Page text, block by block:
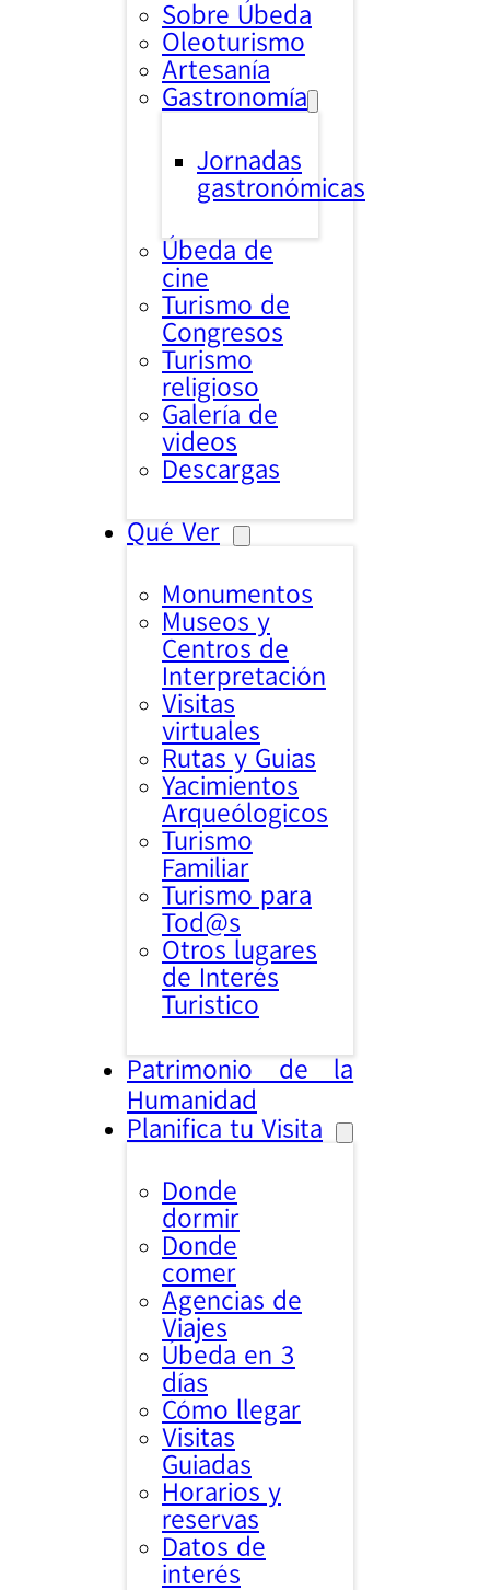
Sobre Úbeda
Oleoturismo
Artesanía
Gastronomía
Jornadas
gastronómicas
Úbeda de
cine
Turismo de
Congresos
Turismo
religioso
Galería de
videos
Descargas
Qué Ver
Monumentos
Museos y
Centros de
Interpretación
Visitas
virtuales
Rutas y Guias
Yacimientos
Arqueólogicos
Turismo
Familiar
Turismo para
Tod@s
Otros lugares
de Interés
Turistico
Patrimonio de la
Humanidad
Planifica tu Visita
Donde
dormir
Donde
comer
Agencias de
Viajes
Úbeda en 3
días
Cómo llegar
Visitas
Guiadas
Horarios y
reservas
Datos de
interés